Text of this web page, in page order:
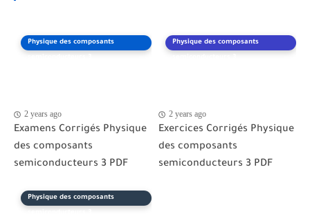
Physique des composants
2 years ago
Examens Corrigés Physique
des composants
semiconducteurs 3 PDF
Physique des composants
2 years ago
Exercices Corrigés Physique
des composants
semiconducteurs 3 PDF
Physique des composants